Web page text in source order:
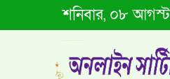
শনিবার, ০৮